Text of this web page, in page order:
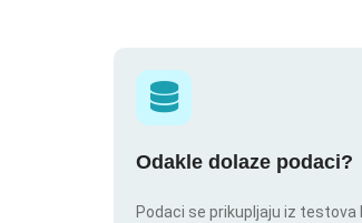
Odakle dolaze podaci?
Podaci se prikupljaju iz testova